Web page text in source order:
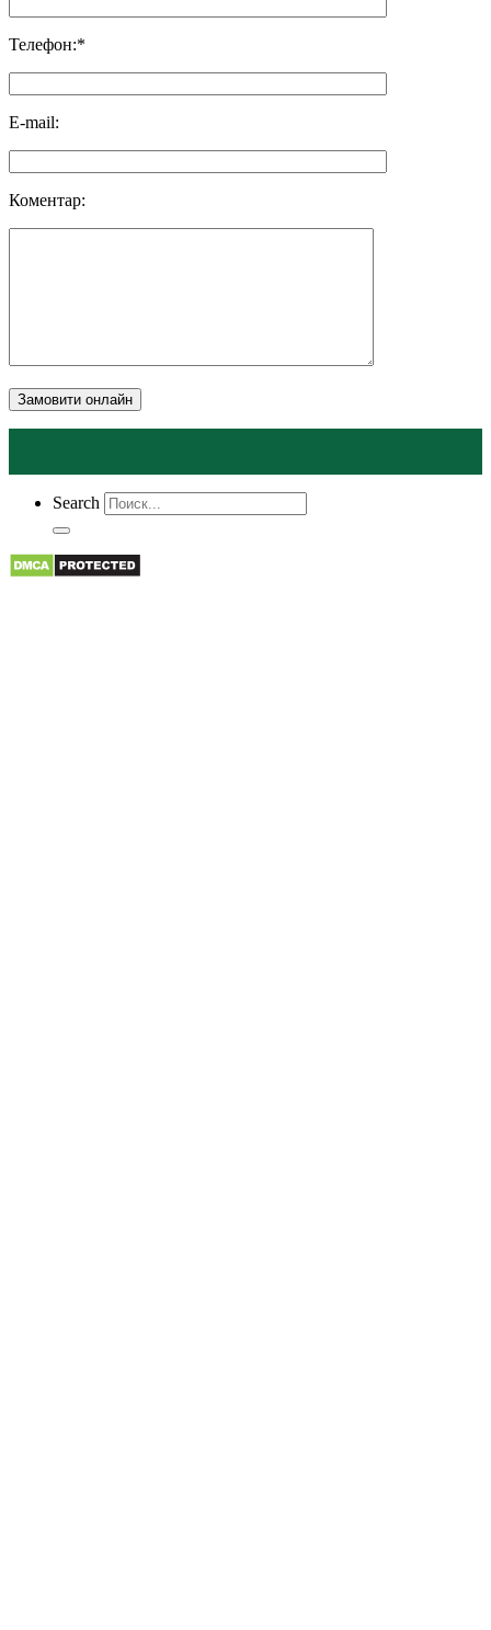
Телефон:*
E-mail:
Коментар:
Замовити онлайн
Search